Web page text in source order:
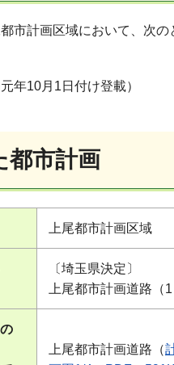
市計画区域において、次
元年10月1日付け登載）
都市計画
上尾都市計画区域
〔埼玉県決定〕
上尾都市計画道路（
上尾都市計画道路（